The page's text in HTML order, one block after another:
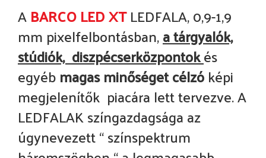
ABARCO LED XTLEDFALA, 0,9-1,9
mm pixelfelbontásban,a tárgyalók,
stúdiók, diszpécserközpontokés
egyébmagas minőséget célzóképi
megjelenítők piacára lett tervezve. A
LEDFALAK színgazdagsága az
úgynevezett “ színspektrum